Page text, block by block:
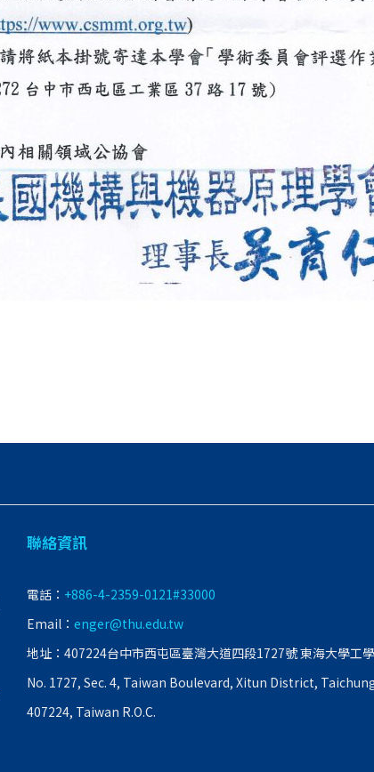
聯絡資訊
電話： +886-4-2359-0121#33000
Email： enger@thu.edu.tw
地址：407224台中市西屯區臺灣大道四段1727號 東海大學工
No. 1727, Sec. 4, Taiwan Boulevard, Xitun District,
407224, Taiwan R.O.C.